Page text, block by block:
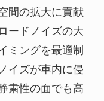
間の拡大に貢献
ードノイズの大
ミングを最適制
イズが車内に侵
粛性の面でも高